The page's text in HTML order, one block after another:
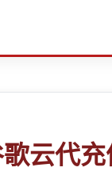
云代